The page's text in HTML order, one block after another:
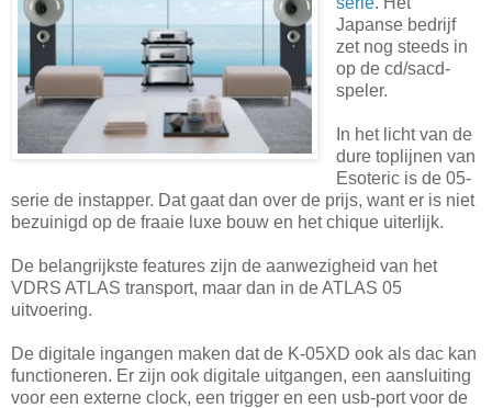
Japanse bedrijf
zet nog steeds in
op de cd/sacd-
speler.
In het licht van de
dure toplijnen van
Esoteric is de 05-
serie de instapper. Dat gaat dan over de prijs, want er is niet
bezuinigd op de fraaie luxe bouw en het chique uiterlijk.
De belangrijkste features zijn de aanwezigheid van het
VDRS ATLAS transport, maar dan in de ATLAS 05
uitvoering.
De digitale ingangen maken dat de K-05XD ook als dac kan
functioneren. Er zijn ook digitale uitgangen, een aansluiting
voor een externe clock, een trigger en een usb-port voor de